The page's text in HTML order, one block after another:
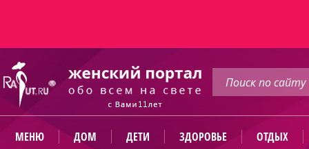
МЕНЮ ДОМ ДЕТИ ЗДОРОВЬЕ ОТДЫХ